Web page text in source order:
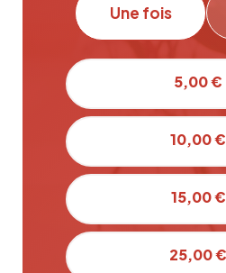
Une fois
5,00 €
10,00 €
15,00 €
25,00 €